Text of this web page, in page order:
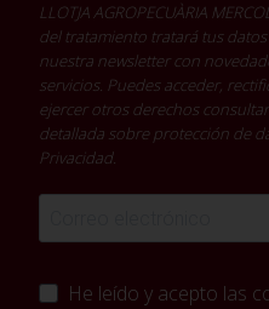
LLOTJA AGROPECUÀRIA
del tratamiento tratará tus
nuestra newsletter con
servicios. Puedes acceder,
ejercer otros derechos
detallada sobre protección de
Privacidad.
He leído y acepto las